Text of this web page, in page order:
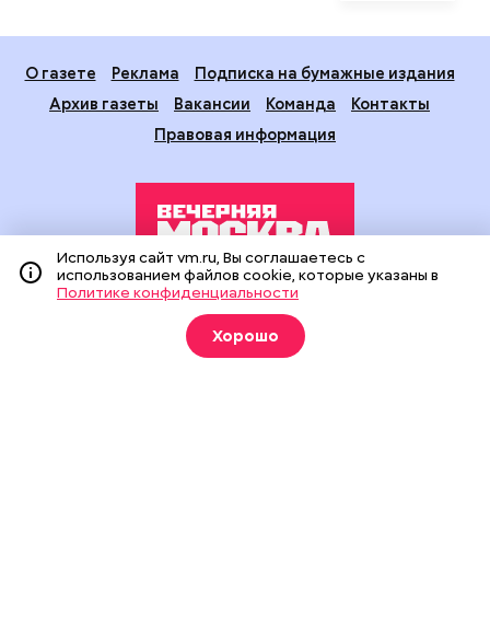
О газете Реклама
Подписка на бумажные издания
Архив газеты
Вакансии Команда
Контакты
Правовая информация
Издание создано при финансовой поддержке Департамента
средств массовой информации и рекламы города Москвы.
На сайте применяются рекомендательные технологии
(информационные технологии предоставления информации
Используя сайт vm.ru, Вы соглашаетесь с
использованием файлов cookie, которые указаны в
Политике конфиденциальности
Хорошо